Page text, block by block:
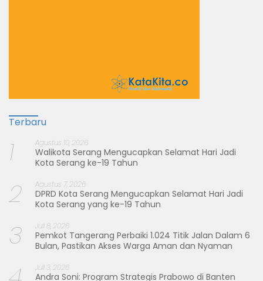
Terbaru
1 Agustus 10, 2026
Walikota Serang Mengucapkan Selamat Hari Jadi
Kota Serang ke-19 Tahun
2 Agustus 7, 2026
DPRD Kota Serang Mengucapkan Selamat Hari Jadi
Kota Serang yang ke-19 Tahun
3 Juli 8, 2026
Pemkot Tangerang Perbaiki 1.024 Titik Jalan Dalam 6
Bulan, Pastikan Akses Warga Aman dan Nyaman
Juli 3, 2026
Andra Soni: Program Strategis Prabowo di Banten